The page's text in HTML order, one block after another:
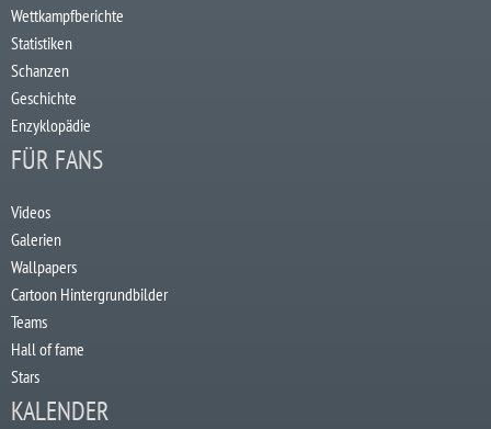
Wettkampfberichte
Statistiken
Schanzen
Geschichte
Enzyklopädie
FÜR FANS
Videos
Galerien
Wallpapers
Cartoon Hintergrundbilder
Teams
Hall of fame
Stars
KALENDER